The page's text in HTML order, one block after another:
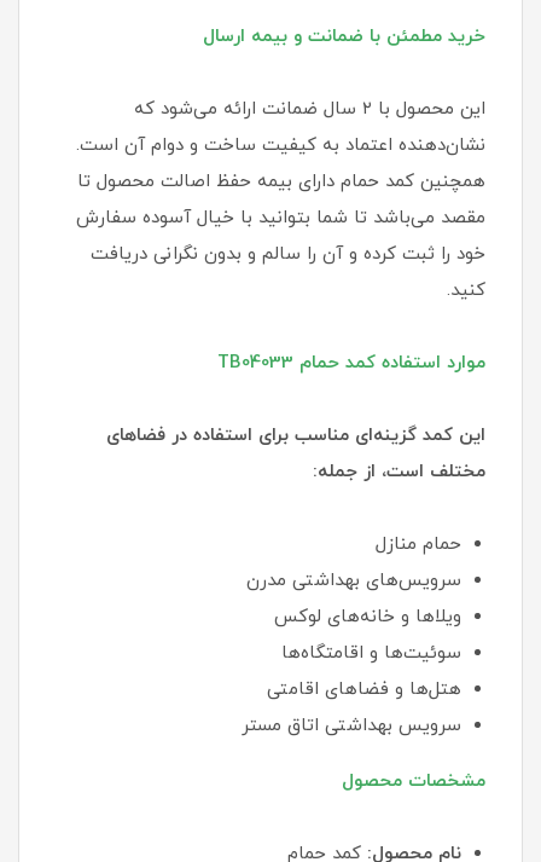
خرید مطمئن با ضمانت و بیمه ارسال
این محصول با ۲ سال ضمانت ارائه می‌شود که
نشان‌دهنده اعتماد به کیفیت ساخت و دوام آن است.
همچنین کمد حمام دارای بیمه حفظ اصالت محصول تا
مقصد می‌باشد تا شما بتوانید با خیال آسوده سفارش
خود را ثبت کرده و آن را سالم و بدون نگرانی دریافت
کنید.
موارد استفاده کمد حمام TB04033
این کمد گزینه‌ای مناسب برای استفاده در فضاهای
مختلف است، از جمله:
حمام منازل
سرویس‌های بهداشتی مدرن
ویلاها و خانه‌های لوکس
سوئیت‌ها و اقامتگاه‌ها
هتل‌ها و فضاهای اقامتی
سرویس بهداشتی اتاق مستر
مشخصات محصول
نام محصول: کمد حمام